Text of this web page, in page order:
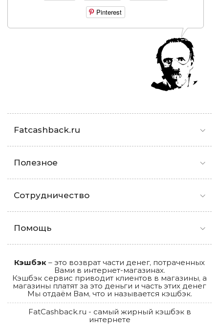
Pinterest
Fatcashback.ru
Полезное
Сотрудничество
Помощь
Кэшбэк – это возврат части денег, потраченных
Вами в интернет-магазинах.
Кэшбэк сервис приводит клиентов в магазины, а
магазины платят за это деньги и часть этих денег
Мы отдаём Вам, что и называется кэшбэк.
FatCashback.ru - самый жирный кэшбэк в
интернете